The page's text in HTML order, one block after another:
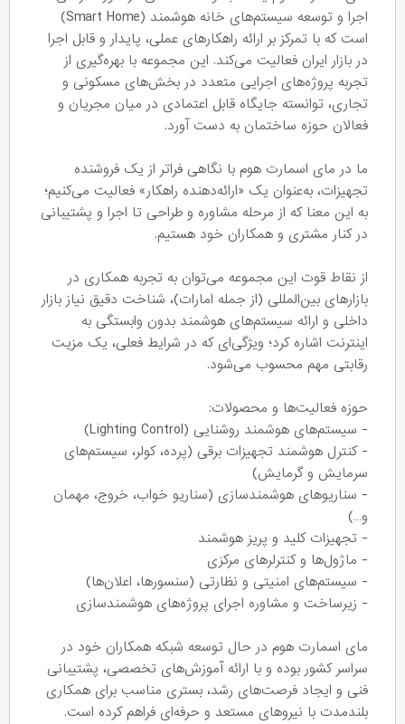
اجرا و توسعه سیستم‌های خانه هوشمند (Smart Home)
است که با تمرکز بر ارائه راهکارهای عملی، پایدار و قابل اجرا
در بازار ایران فعالیت می‌کند. این مجموعه با بهره‌گیری از
تجربه پروژه‌های اجرایی متعدد در بخش‌های مسکونی و
تجاری، توانسته جایگاه قابل اعتمادی در میان مجریان و
فعالان حوزه ساختمان به دست آورد.
ما در مای اسمارت هوم با نگاهی فراتر از یک فروشنده
تجهیزات، به‌عنوان یک «ارائه‌دهنده راهکار» فعالیت می‌کنیم؛
به این معنا که از مرحله مشاوره و طراحی تا اجرا و پشتیبانی
در کنار مشتری و همکاران خود هستیم.
از نقاط قوت این مجموعه می‌توان به تجربه همکاری در
بازارهای بین‌المللی (از جمله امارات)، شناخت دقیق نیاز بازار
داخلی و ارائه سیستم‌های هوشمند بدون وابستگی به
اینترنت اشاره کرد؛ ویژگی‌ای که در شرایط فعلی، یک مزیت
رقابتی مهم محسوب می‌شود.
حوزه فعالیت‌ها و محصولات:
- سیستم‌های هوشمند روشنایی (Lighting Control)
- کنترل هوشمند تجهیزات برقی (پرده، کولر، سیستم‌های
سرمایش و گرمایش)
- سناریوهای هوشمندسازی (سناریو خواب، خروج، مهمان
و…)
- تجهیزات کلید و پریز هوشمند
- ماژول‌ها و کنترلرهای مرکزی
- سیستم‌های امنیتی و نظارتی (سنسورها، اعلان‌ها)
- زیرساخت و مشاوره اجرای پروژه‌های هوشمندسازی
مای اسمارت هوم در حال توسعه شبکه همکاران خود در
سراسر کشور بوده و با ارائه آموزش‌های تخصصی، پشتیبانی
فنی و ایجاد فرصت‌های رشد، بستری مناسب برای همکاری
بلندمدت با نیروهای مستعد و حرفه‌ای فراهم کرده است.